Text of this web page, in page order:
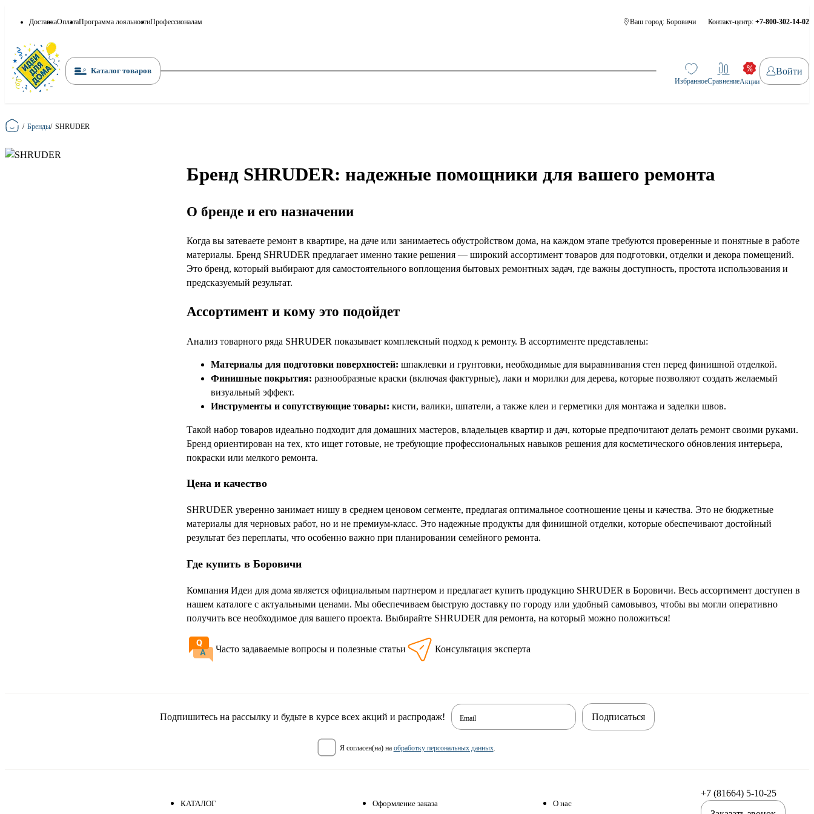
ДоставкаОплатаПрограмма лояльностиПрофессионалам Ваш город: Боровичи Контакт-центр: +7-800-302-14-02
Каталог товаров
ИзбранноеСравнениеАкции
Войти
Главная
/ Бренды/ SHRUDER
Бренд SHRUDER: надежные помощники для вашего ремонта
О бренде и его назначении
Когда вы затеваете ремонт в квартире, на даче или занимаетесь обустройством дома, на каждом этапе требуются проверенные и понятные в работе
материалы. Бренд SHRUDER предлагает именно такие решения — широкий ассортимент товаров для подготовки, отделки и декора помещений.
Это бренд, который выбирают для самостоятельного воплощения бытовых ремонтных задач, где важны доступность, простота использования и
предсказуемый результат.
Ассортимент и кому это подойдет
Анализ товарного ряда SHRUDER показывает комплексный подход к ремонту. В ассортименте представлены:
Материалы для подготовки поверхностей: шпаклевки и грунтовки, необходимые для выравнивания стен перед финишной отделкой.
Финишные покрытия: разнообразные краски (включая фактурные), лаки и морилки для дерева, которые позволяют создать желаемый
визуальный эффект.
Инструменты и сопутствующие товары: кисти, валики, шпатели, а также клеи и герметики для монтажа и заделки швов.
Такой набор товаров идеально подходит для домашних мастеров, владельцев квартир и дач, которые предпочитают делать ремонт своими руками.
Бренд ориентирован на тех, кто ищет готовые, не требующие профессиональных навыков решения для косметического обновления интерьера,
покраски или мелкого ремонта.
Цена и качество
SHRUDER уверенно занимает нишу в среднем ценовом сегменте, предлагая оптимальное соотношение цены и качества. Это не бюджетные
материалы для черновых работ, но и не премиум-класс. Это надежные продукты для финишной отделки, которые обеспечивают достойный
результат без переплаты, что особенно важно при планировании семейного ремонта.
Где купить в Боровичи
Компания Идеи для дома является официальным партнером и предлагает купить продукцию SHRUDER в Боровичи. Весь ассортимент доступен в
нашем каталоге с актуальными ценами. Мы обеспечиваем быструю доставку по городу или удобный самовывоз, чтобы вы могли оперативно
получить все необходимое для вашего проекта. Выбирайте SHRUDER для ремонта, на который можно положиться!
Часто задаваемые вопросы и полезные статьи Консультация эксперта
Подпишитесь на рассылку и будьте в курсе всех акций и распродаж! Email
я согласен(на) на обработку персональных данных.
Подписаться
КАТАЛОГ
Оформление заказа
О нас
+7 (81664) 5-10-25